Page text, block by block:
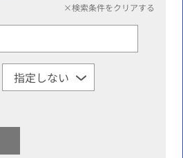
×検索条件をクリアする